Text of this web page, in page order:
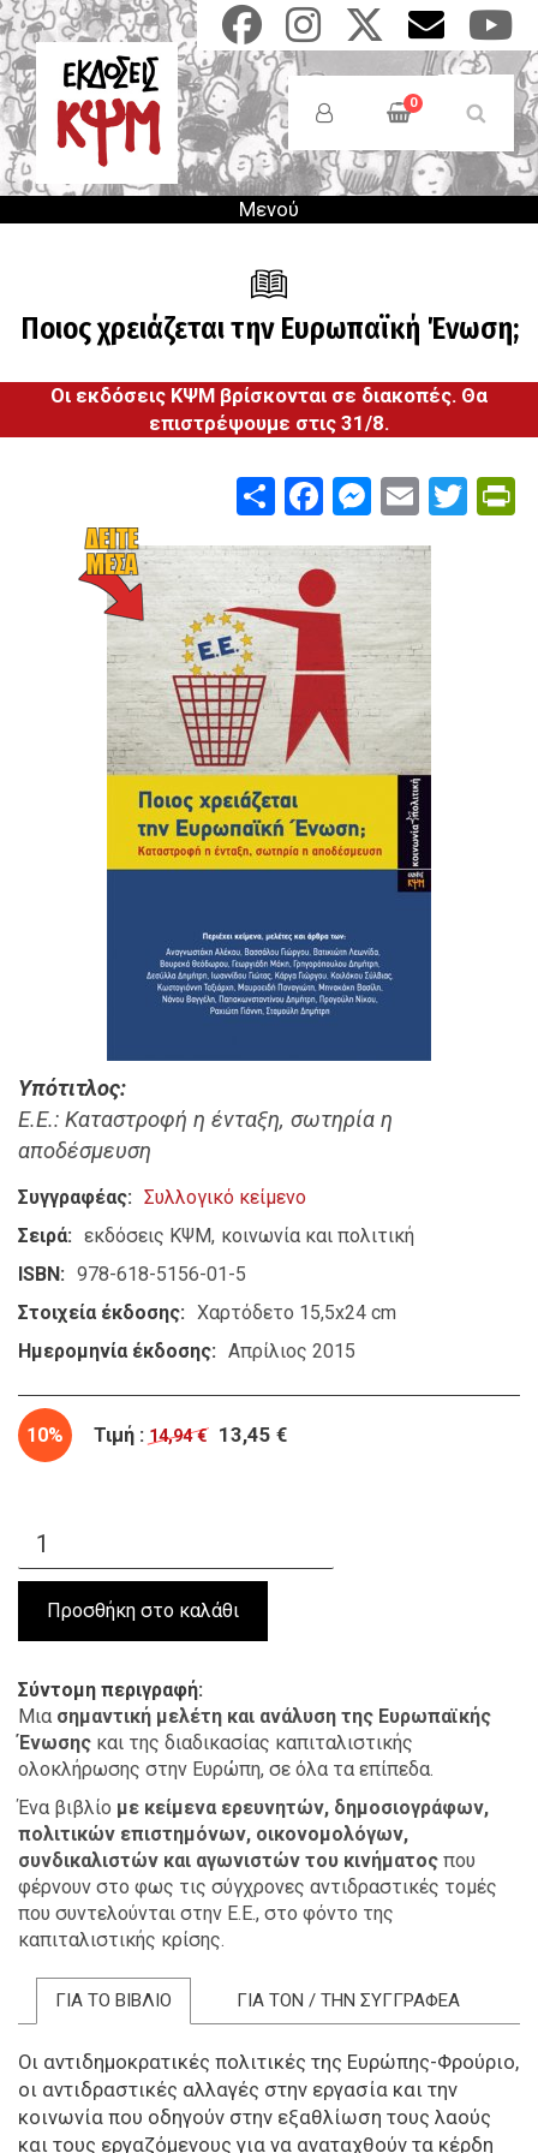
Παράκαμψη
προς
το
κυρίως
περιεχόμενο
Anonymous
Users
Menu
0
Μενού
Ποιος χρειάζεται την Ευρωπαϊκή Ένωση;
Οι εκδόσεις ΚΨΜ βρίσκονται σε διακοπές. Θα
επιστρέψουμε στις 31/8.
ShareFacebook
Email
Υπότιτλος
E.E.: Καταστροφή η ένταξη, σωτηρία η
αποδέσμευση
Συγγραφέας
Συλλογικό κείμενο
Σειρά
εκδόσεις ΚΨΜ κοινωνία και πολιτική
ISBN
978-618-5156-01-5
Στοιχεία έκδοσης
Χαρτόδετο 15,5x24 cm
Ημερομηνία έκδοσης
Απρίλιος 2015
10% Τιμή : 14,94 € 13,45 €
Σύντομη περιγραφή
Μια σημαντική μελέτη και ανάλυση της Ευρωπαϊκής
Ένωσης και της διαδικασίας καπιταλιστικής
ολοκλήρωσης στην Ευρώπη, σε όλα τα επίπεδα.
Ένα βιβλίο με κείμενα ερευνητών, δημοσιογράφων,
πολιτικών επιστημόνων, οικονομολόγων,
συνδικαλιστών και αγωνιστών του κινήματος που
φέρνουν στο φως τις σύγχρονες αντιδραστικές τομές
που συντελούνται στην Ε.Ε., στο φόντο της
καπιταλιστικής κρίσης.
ΓΙΑ ΤΟ ΒΙΒΛΙΟ ΓΙΑ ΤΟΝ / ΤΗΝ ΣΥΓΓΡΑΦΕΑ
Οι αντιδημοκρατικές πολιτικές της Ευρώπης-Φρούριο,
οι αντιδραστικές αλλαγές στην εργασία και την
κοινωνία που οδηγούν στην εξαθλίωση τους λαούς
και τους εργαζόμενους για να αναταχθούν τα κέρδη